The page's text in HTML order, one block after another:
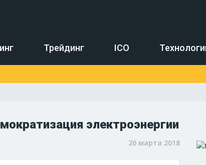
Трейдинг ICO
электроэнергии
26 марта 2018